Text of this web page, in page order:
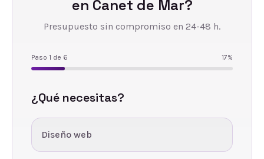
en Canet de Mar?
Presupuesto sin compromiso en 24-48 h.
Paso 1 de 6 17%
¿Qué necesitas?
Diseño web